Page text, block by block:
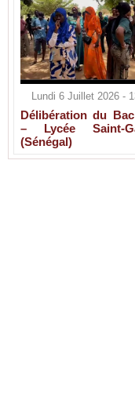
Lundi 6 Juillet 2026 -
Délibération du
– Lycée Saint-
(Sénégal)